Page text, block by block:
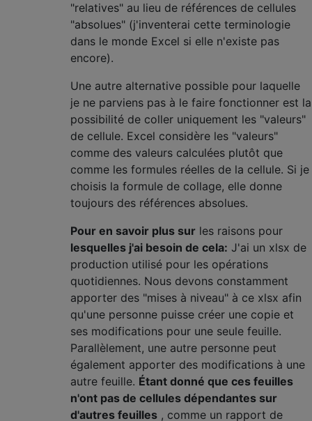
"relatives" au lieu de références de cellules
"absolues" (j'inventerai cette terminologie
dans le monde Excel si elle n'existe pas
encore).
Une autre alternative possible pour laquelle
je ne parviens pas à le faire fonctionner est la
possibilité de coller uniquement les "valeurs"
de cellule. Excel considère les "valeurs"
comme des valeurs calculées plutôt que
comme les formules réelles de la cellule. Si je
choisis la formule de collage, elle donne
toujours des références absolues.
Pour en savoir plus sur les raisons pour
lesquelles j'ai besoin de cela: J'ai un xlsx de
production utilisé pour les opérations
quotidiennes. Nous devons constamment
apporter des "mises à niveau" à ce xlsx afin
qu'une personne puisse créer une copie et
ses modifications pour une seule feuille.
Parallèlement, une autre personne peut
également apporter des modifications à une
autre feuille. Étant donné que ces feuilles
n'ont pas de cellules dépendantes sur
d'autres feuilles , comme un rapport de